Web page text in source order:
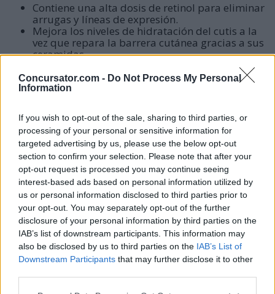
Concursator.com - Do Not Process My Personal
Information
If you wish to opt-out of the sale, sharing to third parties, or
processing of your personal or sensitive information for
targeted advertising by us, please use the below opt-out
section to confirm your selection. Please note that after your
opt-out request is processed you may continue seeing
interest-based ads based on personal information utilized by
us or personal information disclosed to third parties prior to
your opt-out. You may separately opt-out of the further
disclosure of your personal information by third parties on the
IAB’s list of downstream participants. This information may
also be disclosed by us to third parties on the IAB’s List of
Downstream Participants that may further disclose it to other
Contiene una alta dosis de retinol para eliminar
arrugas y líneas de expresión.
Mejora los niveles de hidratación del cutis a la
vez que repara la barrera cutánea gracias a sus
ceramidas.
Ayuda a mejorar la textura del cutis, así como
su tono y luminosidad.
Los pasos son realmente sencillos de seguir, solo
debes:
Dirigirte al perfil de InstagramdeElizabeth
Ardeny seguir a la marca.
Luego deberás buscar la publicación del envase
del sérum y mostrarla en cualquier centro de
Corte Inglés.